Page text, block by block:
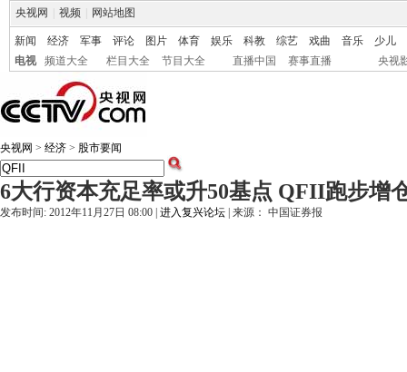
央视网 视频 网站地图
新闻 经济 军事 评论 图片 体育 娱乐 科教 综艺 戏曲 音乐
少儿
电视
频道大全 栏目大全 节目大全 直播中国 赛事直播 央视
央视网 > 经济 > 股市要闻
6大行资本充足率或升50基点 QFII跑步增
发布时间: 2012年11月27日 08:00 | 进入复兴论坛 | 来源： 中国证券报